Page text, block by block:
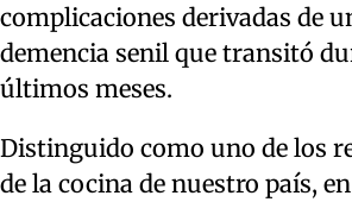
complicaciones derivadas de
demencia senil que transitó
últimos meses.
Distinguido como uno de los
de la cocina de nuestro país,